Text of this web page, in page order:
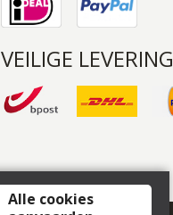
VEILIGE LEVERING
Alle cookies